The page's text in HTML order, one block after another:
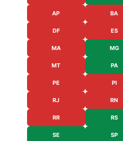
AP BA
DF ES
MA MG
MT PA
PE PI
RJ RN
RR RS
SE SP